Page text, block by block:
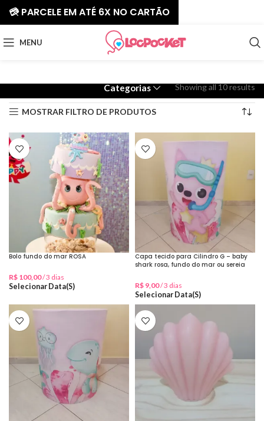
MENU
Categorias Showing all 10 results
MOSTRAR FILTRO DE PRODUTOS
Bolo fundo do mar ROSA
R$ 100,00/ 3 dias
Selecionar Data(s)
Capa tecido para Cilindro G – baby
shark rosa, fundo do mar ou sereia
R$ 9,00/ 3 dias
Selecionar Data(s)
💳 PARCELE EM ATÉ 6X NO CARTÃO